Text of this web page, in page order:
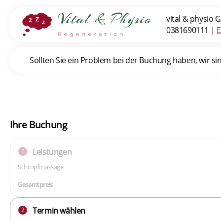
vital & physio
0381690111 |
Sollten Sie ein Problem bei der Buchung haben, wir
Ihre Buchung
1 Leistungen
Schröpfmassage
Gesamtpreis
2 Termin wählen